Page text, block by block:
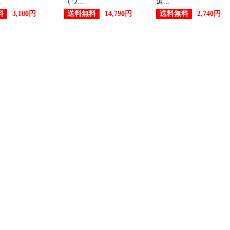
ジュエリー・アクセサリーラン
3,180円
送料無料
14,790円
送料無料
2,740円